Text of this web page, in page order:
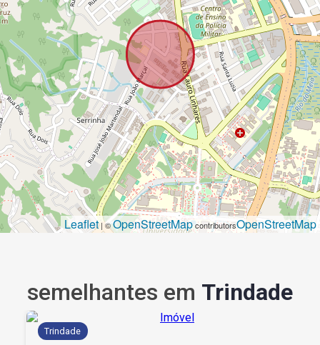
Leaflet| ©OpenStreetMapcontributorsOpenStreetMap
semelhantes em Trindade
Trindade